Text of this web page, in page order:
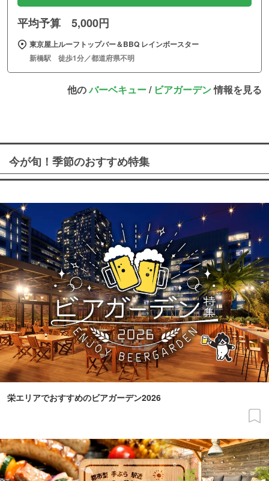
平均予算 5,000円
東京屋上ルーフトップバー＆BBQ レインボースター
新橋駅 徒歩1分／都道府県不明
他のバーベキュー/ ビアガーデン情報を見る
今が旬！季節のおすすめ特集
栄エリアでおすすめのビアガーデン2026